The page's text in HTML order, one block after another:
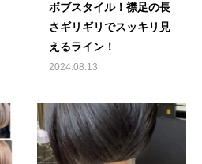
ボブスタイル！襟足の長
さギリギリでスッキリ見
えるライン！
2024.08.13